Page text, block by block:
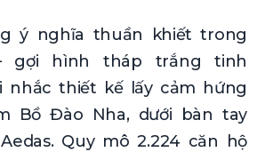
ý nghĩa thuần khiết trong
gợi hình tháp trắng tinh
nhắc thiết kế lấy cảm hứng
Bồ Đào Nha, dưới bàn tay
Quy mô 2.224 căn hộ